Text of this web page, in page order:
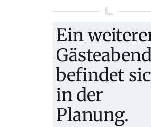
Ein
Gästeabend
befindet
in der
Planung.